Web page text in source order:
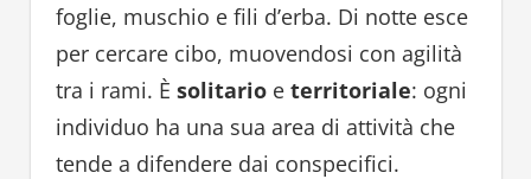
foglie, muschio e fili d’erba. Di notte esce
per cercare cibo, muovendosi con agilità
tra i rami. È solitarioe territoriale: ogni
individuo ha una sua area di attività che
tende a difendere dai conspecifici.